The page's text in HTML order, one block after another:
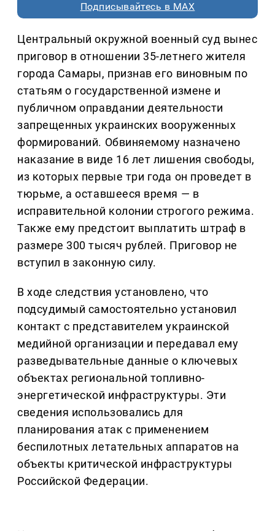
Подписывайтесь в MAX
Центральный окружной военный суд вынес
приговор в отношении 35-летнего жителя
города Самары, признав его виновным по
статьям о государственной измене и
публичном оправдании деятельности
запрещенных украинских вооруженных
формирований. Обвиняемому назначено
наказание в виде 16 лет лишения свободы,
из которых первые три года он проведет в
тюрьме, а оставшееся время — в
исправительной колонии строгого режима.
Также ему предстоит выплатить штраф в
размере 300 тысяч рублей. Приговор не
вступил в законную силу.
В ходе следствия установлено, что
подсудимый самостоятельно установил
контакт с представителем украинской
медийной организации и передавал ему
разведывательные данные о ключевых
объектах региональной топливно-
энергетической инфраструктуры. Эти
сведения использовались для
планирования атак с применением
беспилотных летательных аппаратов на
объекты критической инфраструктуры
Российской Федерации.